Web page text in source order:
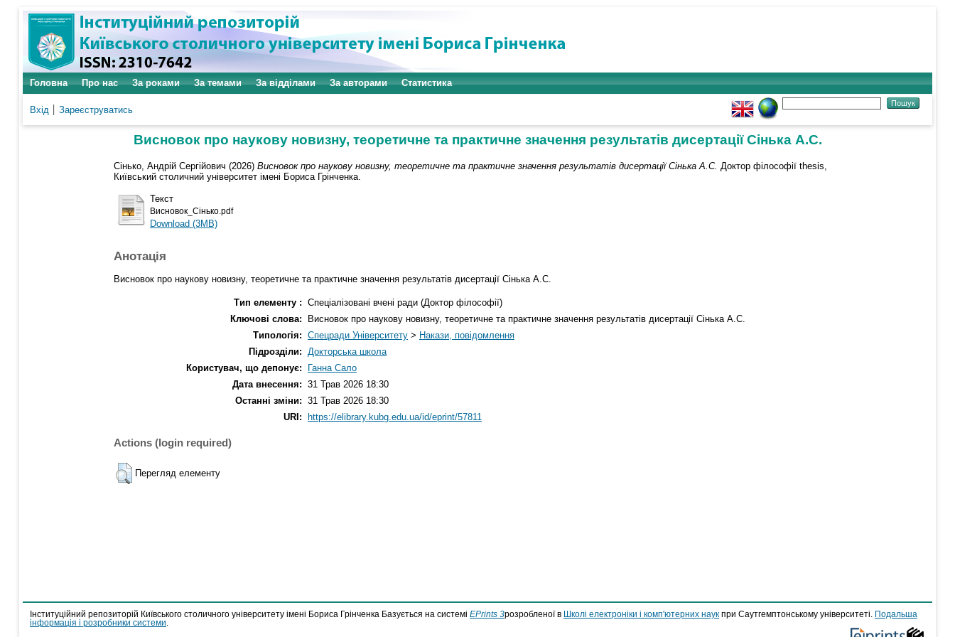
Головна Про нас За роками За темами За відділами За авторами Статистика
Вхід Зареєструватись
Висновок про наукову новизну, теоретичне та практичне значення результатів дисертації Сінька А.С.
Сінько, Андрій Сергійович (2026) Висновок про наукову новизну, теоретичне та практичне значення результатів дисертації Сінька А.С. Доктор філософії thesis,
Київський столичний університет імені Бориса Грінченка.
Текст
Висновок_Сінько.pdf
Download (3MB)
Анотація
Висновок про наукову новизну, теоретичне та практичне значення результатів дисертації Сінька А.С.
Тип елементу : Спеціалізовані вчені ради (Доктор філософії)
Ключові слова:
Висновок про наукову новизну, теоретичне та практичне значення результатів дисертації Сінька А.С.
Типологія: Спецради Університету > Накази, повідомлення
Підрозділи:
Докторська школа
Користувач, що депонує:
Ганна Сало
Дата внесення: 31 Трав 2026 18:30
Останні зміни: 31 Трав 2026 18:30
URI:
https://elibrary.kubg.edu.ua/id/eprint/57811
Actions (login required)
Перегляд елементу
Інституційний репозиторій Київського столичного університету імені Бориса Грінченка Базується на системі EPrints 3розробленої в Школі електроніки і комп'ютерних наук при Саутгемптонському університеті.
Подальша
інформація і розробники системи